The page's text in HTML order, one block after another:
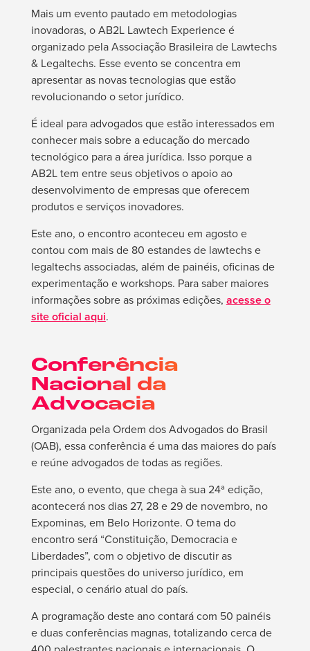
Mais um evento pautado em metodologias
inovadoras, o AB2L Lawtech Experience é
organizado pela Associação Brasileira de Lawtechs
& Legaltechs. Esse evento se concentra em
apresentar as novas tecnologias que estão
revolucionando o setor jurídico.
É ideal para advogados que estão interessados em
conhecer mais sobre a educação do mercado
tecnológico para a área jurídica. Isso porque a
AB2L tem entre seus objetivos o apoio ao
desenvolvimento de empresas que oferecem
produtos e serviços inovadores.
Este ano, o encontro aconteceu em agosto e
contou com mais de 80 estandes de lawtechs e
legaltechs associadas, além de painéis, oficinas de
experimentação e workshops. Para saber maiores
informações sobre as próximas edições, acesse o
site oficial aqui.
Conferência
Nacional da
Advocacia
Organizada pela Ordem dos Advogados do Brasil
(OAB), essa conferência é uma das maiores do país
e reúne advogados de todas as regiões.
Este ano, o evento, que chega à sua 24ª edição,
acontecerá nos dias 27, 28 e 29 de novembro, no
Expominas, em Belo Horizonte. O tema do
encontro será “Constituição, Democracia e
Liberdades”, com o objetivo de discutir as
principais questões do universo jurídico, em
especial, o cenário atual do país.
A programação deste ano contará com 50 painéis
e duas conferências magnas, totalizando cerca de